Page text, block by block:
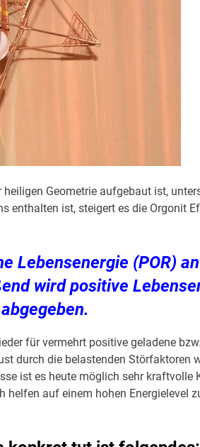
Geometrie aufgebaut ist,
enthalten ist, steigert es die Orgonit
Lebensenergie (POR)
wird positive
für vermehrt positive geladene
durch die belastenden Störfaktoren
ist es heute möglich sehr kraftvolle
helfen auf einem hohen Energielevel